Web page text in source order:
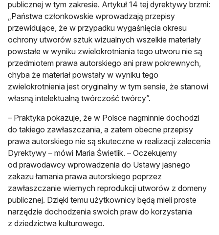
publicznej w tym zakresie. Artykuł 14 tej dyrektywy brzmi:
„Państwa członkowskie wprowadzają przepisy
przewidujące, że w przypadku wygaśnięcia okresu
ochrony utworów sztuk wizualnych wszelkie materiały
powstałe w wyniku zwielokrotniania tego utworu nie są
przedmiotem prawa autorskiego ani praw pokrewnych,
chyba że materiał powstały w wyniku tego
zwielokrotnienia jest oryginalny w tym sensie, że stanowi
własną intelektualną twórczość twórcy”.
– Praktyka pokazuje, że w Polsce nagminnie dochodzi
do takiego zawłaszczania, a zatem obecne przepisy
prawa autorskiego nie są skuteczne w realizacji zalecenia
Dyrektywy – mówi Maria Świetlik. – Oczekujemy
od prawodawcy wprowadzenia do Ustawy jasnego
zakazu łamania prawa autorskiego poprzez
zawłaszczanie wiernych reprodukcji utworów z domeny
publicznej. Dzięki temu użytkownicy będą mieli proste
narzędzie dochodzenia swoich praw do korzystania
z dziedzictwa kulturowego.